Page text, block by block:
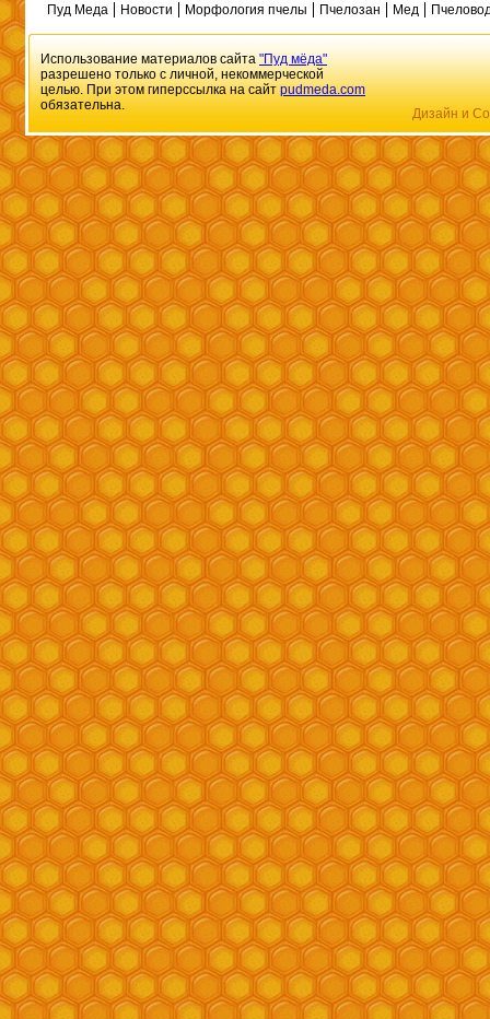
Пуд Меда Новости Морфология пчелы Пчелозан Мед
Использование материалов сайта"Пуд мёда"
разрешено только с личной, некоммерческой
целью. При этом гиперссылка на сайтpudmeda.com
обязательна.
Дизайн и